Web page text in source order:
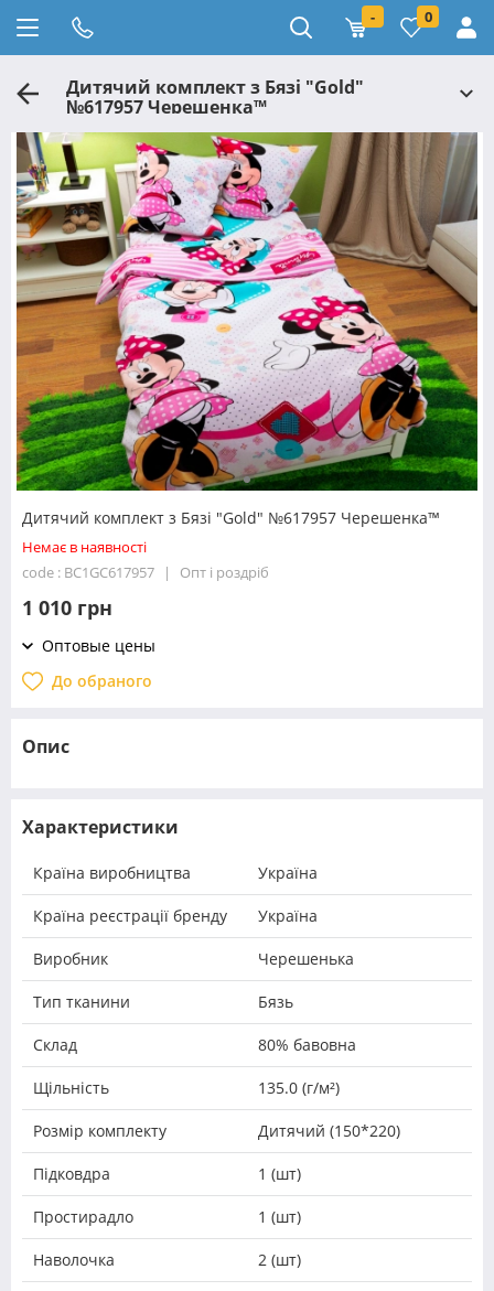
- 0
Дитячий комплект з Бязі "Gold"
№617957 Черешенка™
Дитячий комплект з Бязі "Gold" №617957 Черешенка™
Немає в наявності
code : BC1GC617957
Опт і роздріб
1 010 грн
Оптовые цены
До обраного
Опис
Характеристики
Країна виробництва Україна
Країна реєстрації бренду Україна
Виробник Черешенька
Тип тканини Бязь
Склад 80% бавовна
Щільність 135.0 (г/м²)
Розмір комплекту Дитячий (150*220)
Підковдра 1 (шт)
Простирадло 1 (шт)
Наволочка 2 (шт)